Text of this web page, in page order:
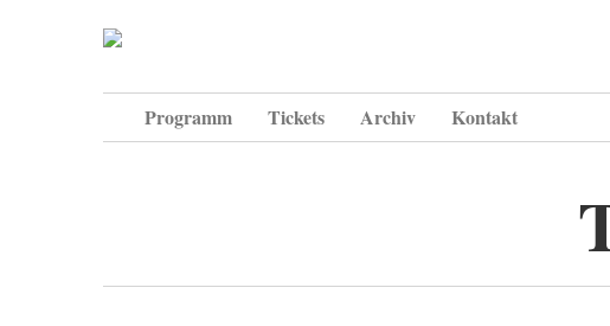
Programm Tickets Archiv Kontakt